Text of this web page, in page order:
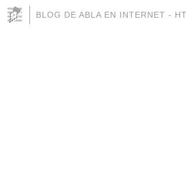
BLOG DE ABLA EN INTERNET -